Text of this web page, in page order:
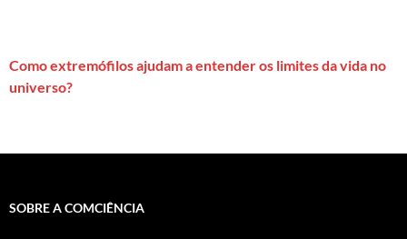
Como extremófilos ajudam a entender os limites da vida no
universo?
SOBRE A COMCIÊNCIA